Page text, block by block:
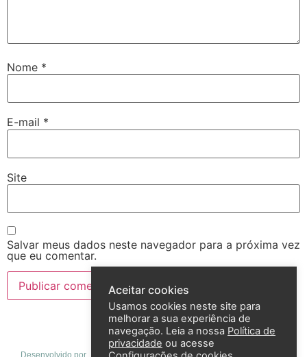
Nome *
E-mail *
Site
Salvar meus dados neste navegador para a próxima vez
que eu comentar.
Desenvolvido por
Aceitar cookies
Usamos cookies neste site para
melhorar a sua experiência de
navegação. Leia a nossa Política de
privacidade ou acesse